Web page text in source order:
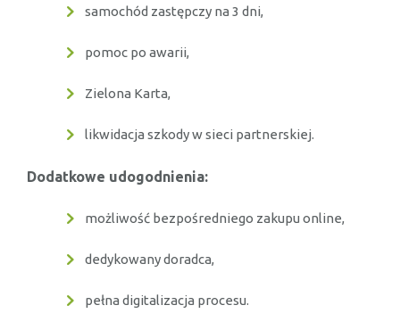
samochód zastępczy na 3 dni,
pomoc po awarii,
Zielona Karta,
likwidacja szkody w sieci partnerskiej.
Dodatkowe udogodnienia:
możliwość bezpośredniego zakupu online,
dedykowany doradca,
pełna digitalizacja procesu.